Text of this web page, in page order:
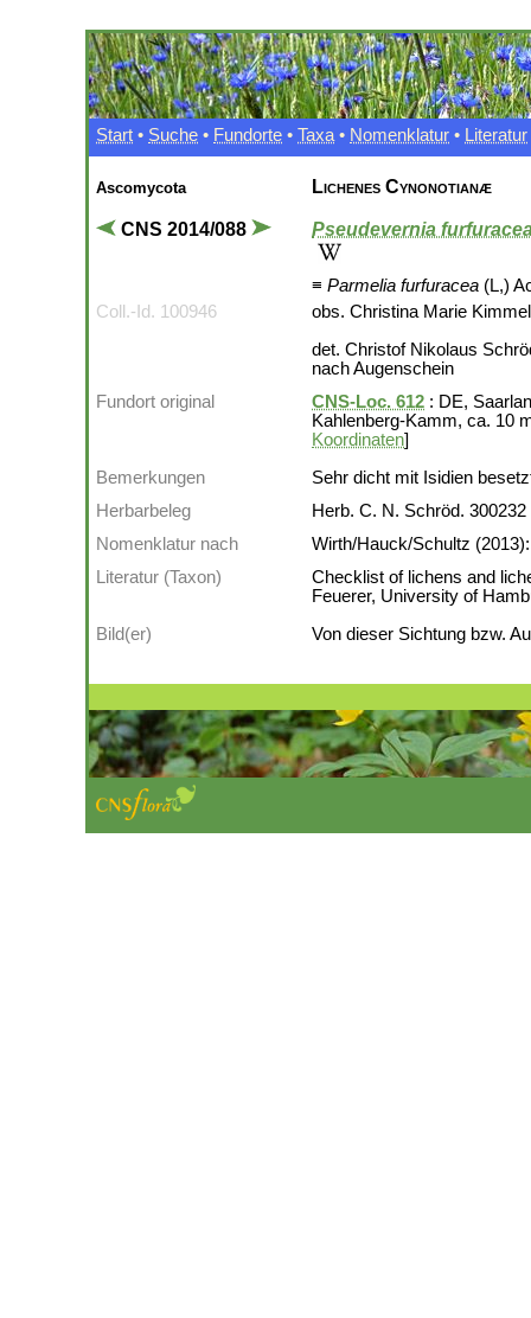
Start • Suche • Fundorte • Taxa • Nomenklatur • Literatur
Ascomycota
CNS 2014/088
Lichenes Cynonotianæ
Pseudevernia
≡ Parmelia furfuracea (L,)
Coll.-Id. 100946
obs. Christina Marie
det. Christof Nikolaus
nach Augenschein
Fundort original
CNS-Loc. 612 : DE,
Kahlenberg-Kamm, ca. 10
Koordinaten]
Bemerkungen
Sehr dicht mit Isidien
Herbarbeleg
Herb. C. N. Schröd. 300232
Nomenklatur nach
Wirth/Hauck/Schultz
Literatur (Taxon)
Checklist of lichens and
Feuerer, University of
Bild(er)
Von dieser Sichtung bzw.